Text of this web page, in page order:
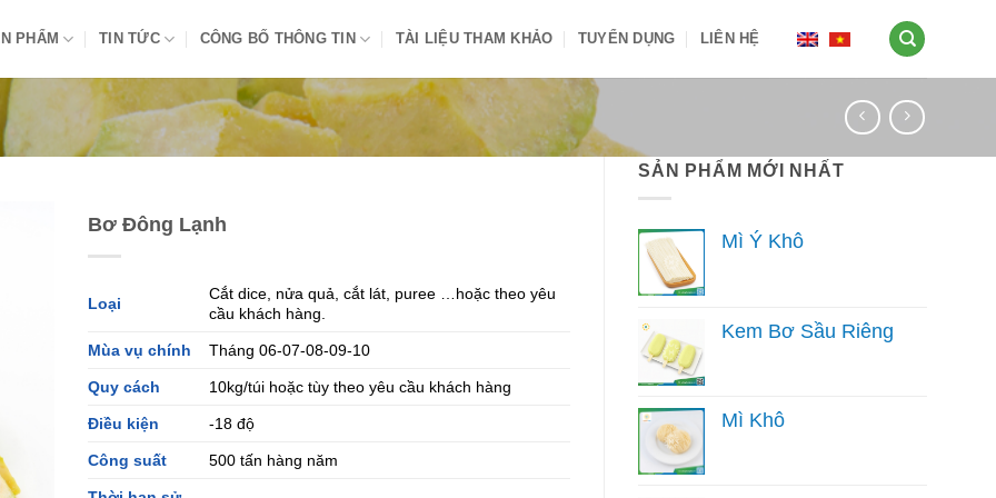
PHẨM TIN TỨC CÔNG BỐ THÔNG TIN TÀI LIỆU THAM KHẢO TUYỂN DỤNG LIÊN HỆ
SẢN PHẨM MỚI NHẤT
Mì Ý Khô
Kem Bơ Sầu Riêng
Mì Khô
Bơ Đông Lạnh
Loại
Cắt dice, nửa quả, cắt lát, puree …hoặc theo yêu
cầu khách hàng.
Mùa vụ chính Tháng 06-07-08-09-10
Quy cách 10kg/túi hoặc tùy theo yêu cầu khách hàng
Điều kiện -18 độ
Công suất 500 tấn hàng năm